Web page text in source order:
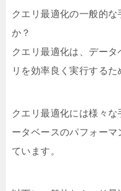
クエリ最適化の一般的
か？
クエリ最適化は、デー
リを効率良く実行するた
クエリ最適化には様々
ータベースのパフォー
ています。